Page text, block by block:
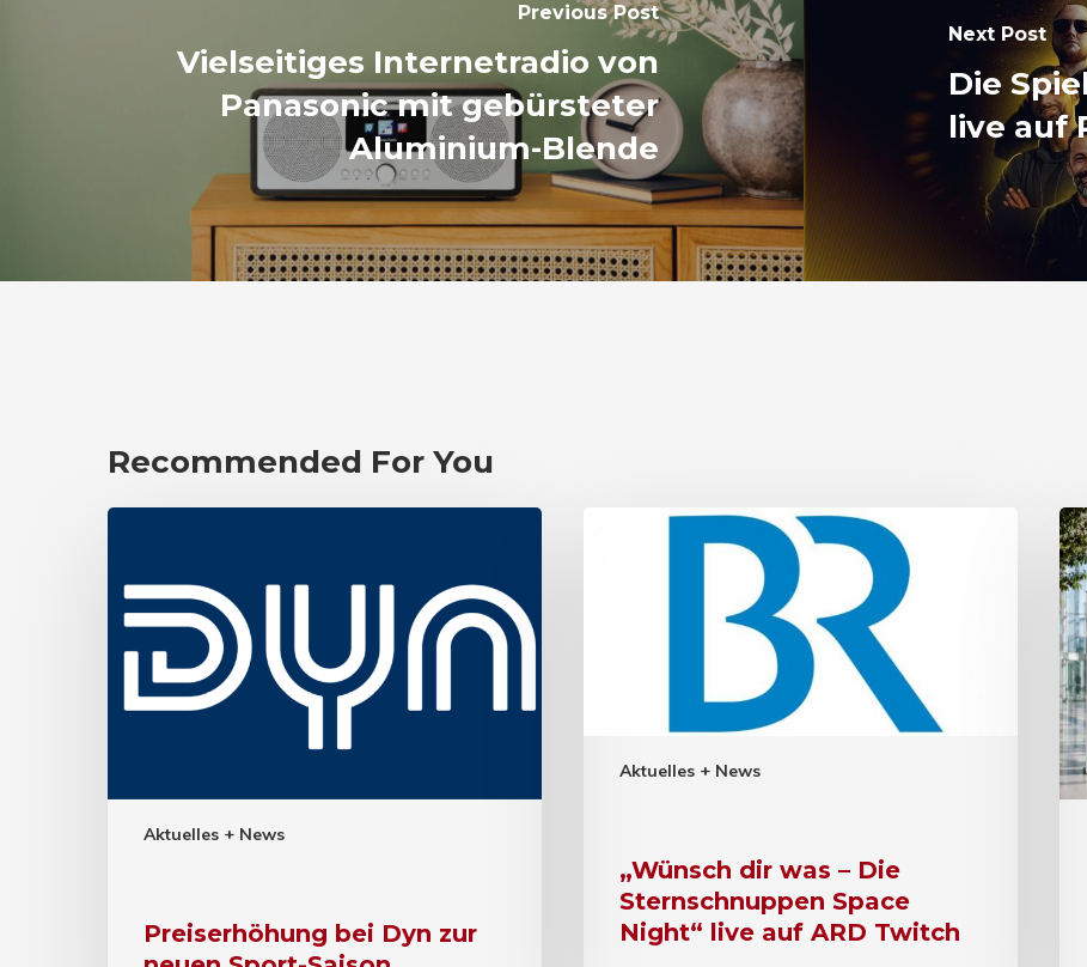
Previous Post
Vielseitiges Internetradio von
Panasonic mit gebürsteter
Aluminium-Blende
Next Post
Die
live auf
Recommended For You
Aktuelles + News
Preiserhöhung bei Dyn zur
Aktuelles + News
„Wünsch dir was – Die
Sternschnuppen Space
Night“ live auf ARD Twitch